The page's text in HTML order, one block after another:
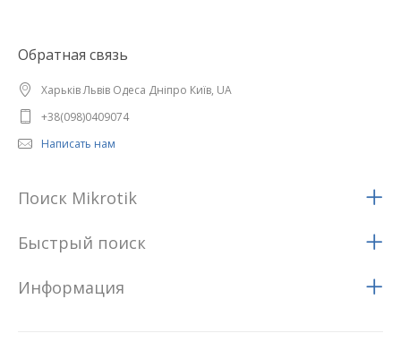
Обратная связь
Харьків Львів Одеса Дніпро Київ, UA
+38(098)0409074
Написать нам
Поиск Mikrotik
Быстрый поиск
Информация